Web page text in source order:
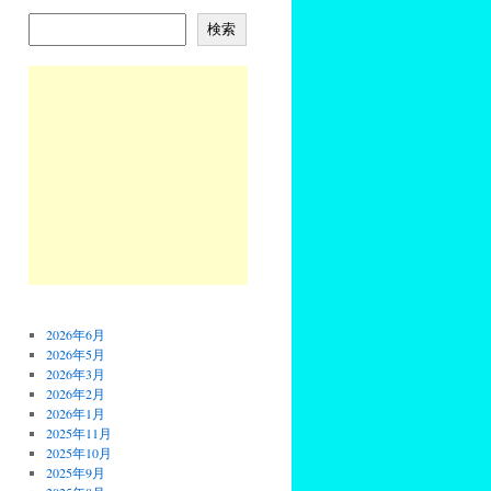
検索
2026年6月
2026年5月
2026年3月
2026年2月
2026年1月
2025年11月
2025年10月
2025年9月